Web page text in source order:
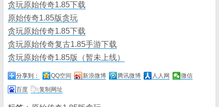
贪玩原始传奇1.85下载
原始传奇1.85版贪玩
贪玩原始传奇1.85下载
贪玩原始传奇复古1.85手游下载
贪玩原始传奇1.85版（暂未上线）
分享到： QQ空间 新浪微博 腾讯微博 人人网
微信
百度
复制网址